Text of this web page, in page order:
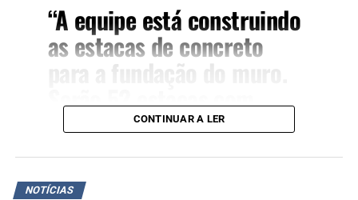
“A equipe está construindo
as estacas de concreto
para a fundação do muro.
Serão 52 estacas com
aproximadamente 12
metros de profundidade ,
explica o secretário
CONTINUAR A LER
NOTÍCIAS